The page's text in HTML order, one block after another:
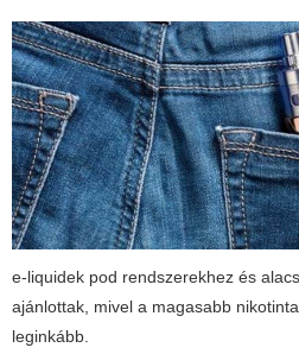
e-liquidek pod rendszerekhez és
ajánlottak, mivel a magasabb
leginkább.